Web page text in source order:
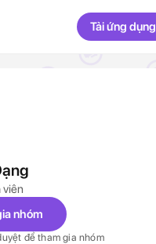
Tải ứng dụng
viên
nhóm
để tham gia nhóm